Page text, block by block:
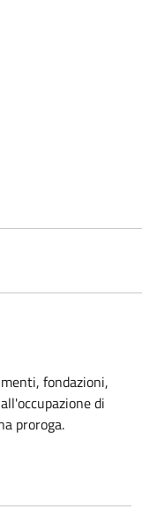
fondazioni,
di
proroga.